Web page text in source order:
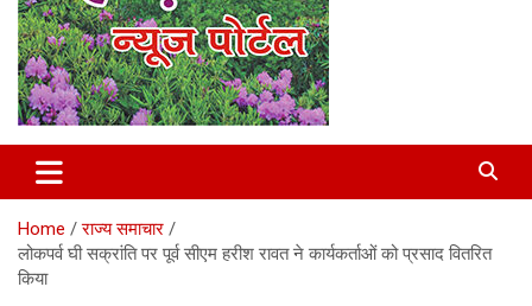
Pahadvasi
Home
राज्य समाचार
लोकपर्व घी सक्रांति पर पूर्व सीएम हरीश रावत ने कार्यकर्ताओं को प्रसाद वितरित
किया